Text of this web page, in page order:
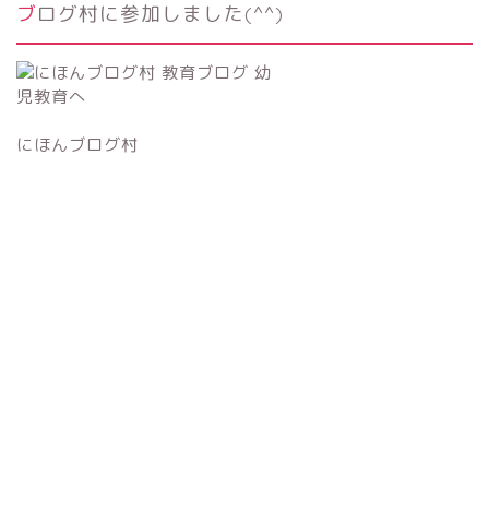
ブログ村に参加しました(^^)
にほんブログ村